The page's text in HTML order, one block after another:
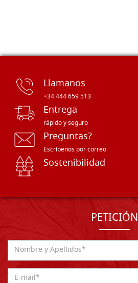
Llamanos
+34 444 659 513
Entrega
rápido y seguro
Preguntas?
Escríbenos por correo
Sostenibilidad
PETICIÓN